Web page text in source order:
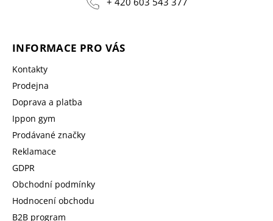
INFORMACE PRO VÁS
Kontakty
Prodejna
Doprava a platba
Ippon gym
Prodávané značky
Reklamace
GDPR
Obchodní podmínky
Hodnocení obchodu
B2B program